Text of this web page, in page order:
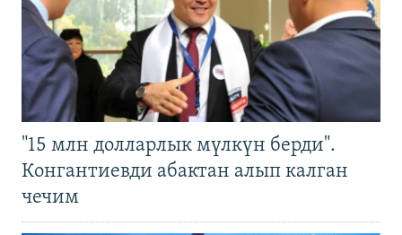
"15 млн долларлык мүлкүн берди".
Конгантиевди абактан алып калган
чечим